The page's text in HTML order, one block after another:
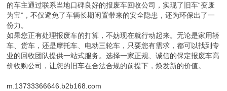
的车主通过联系当地口碑良好的报废车回收公司，实现了旧车“变废
为宝”，不仅避免了车辆长期闲置带来的安全隐患，还为环保出了一
份力。
如果您正有处理报废车的打算，不妨现在就行动起来。无论是家用轿
车、货车，还是摩托车、电动三轮车，只要您有需求，都可以找到专
业的回收团队提供一站式服务。选择一家正规、诚信的保定报废车高
价收购公司，让您的旧车在合法合规的前提下，焕发新的价值。
m.13733366646.b2b168.com